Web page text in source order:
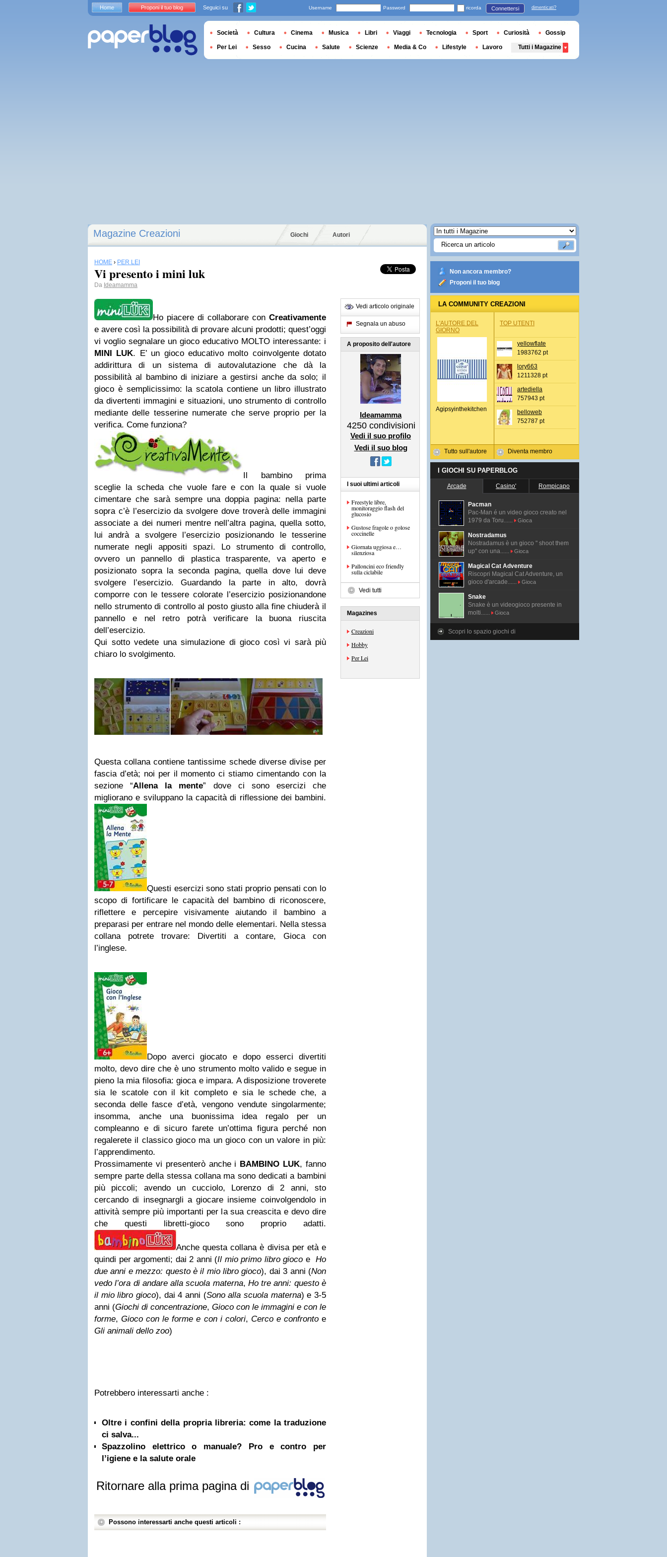
Magazine Creazioni Giochi Autori
HOME › PER LEI
Vi presento i mini luk
Da Ideamamma
Ho piacere di collaborare con Creativamente
e avere così la possibilità di provare alcuni prodotti; quest’oggi
vi voglio segnalare un gioco educativo MOLTO interessante: i
MINI LUK. E’ un gioco educativo molto coinvolgente dotato
addirittura di un sistema di autovalutazione che dà la
possibilità al bambino di iniziare a gestirsi anche da solo; il
gioco è semplicissimo: la scatola contiene un libro illustrato
da divertenti immagini e situazioni, uno strumento di controllo
mediante delle tesserine numerate che serve proprio per la
verifica. Come funziona?
Il bambino prima
sceglie la scheda che vuole fare e con la quale si vuole
cimentare che sarà sempre una doppia pagina: nella parte
sopra c’è l’esercizio da svolgere dove troverà delle immagini
associate a dei numeri mentre nell’altra pagina, quella sotto,
lui andrà a svolgere l’esercizio posizionando le tesserine
numerate negli appositi spazi. Lo strumento di controllo,
ovvero un pannello di plastica trasparente, va aperto e
posizionato sopra la seconda pagina, quella dove lui deve
svolgere l’esercizio. Guardando la parte in alto, dovrà
comporre con le tessere colorate l’esercizio posizionandone
nello strumento di controllo al posto giusto alla fine chiuderà il
pannello e nel retro potrà verificare la buona riuscita
dell’esercizio.
Qui sotto vedete una simulazione di gioco così vi sarà più
chiaro lo svolgimento.
Questa collana contiene tantissime schede diverse divise per
fascia d’età; noi per il momento ci stiamo cimentando con la
sezione “Allena la mente” dove ci sono esercizi che
migliorano e sviluppano la capacità di riflessione dei bambini.
Questi esercizi sono stati proprio pensati con lo
scopo di fortificare le capacità del bambino di riconoscere,
riflettere e percepire visivamente aiutando il bambino a
preparasi per entrare nel mondo delle elementari. Nella stessa
collana potrete trovare: Divertiti a contare, Gioca con
l’inglese.
Dopo averci giocato e dopo esserci divertiti
molto, devo dire che è uno strumento molto valido e segue in
pieno la mia filosofia: gioca e impara. A disposizione troverete
sia le scatole con il kit completo e sia le schede che, a
seconda delle fasce d’età, vengono vendute singolarmente;
insomma, anche una buonissima idea regalo per un
compleanno e di sicuro farete un’ottima figura perché non
regalerete il classico gioco ma un gioco con un valore in più:
l’apprendimento.
Prossimamente vi presenterò anche i BAMBINO LUK, fanno
sempre parte della stessa collana ma sono dedicati a bambini
più piccoli; avendo un cucciolo, Lorenzo di 2 anni, sto
cercando di insegnargli a giocare insieme coinvolgendolo in
attività sempre più importanti per la sua creascita e devo dire
che questi libretti-gioco sono proprio adatti.
Anche questa collana è divisa per età e
quindi per argomenti; dai 2 anni (Il mio primo libro gioco eHo
due anni e mezzo: questo è il mio libro gioco), dai 3 anni (Non
vedo l’ora di andare alla scuola materna, Ho tre anni: questo è
il mio libro gioco), dai 4 anni (Sono alla scuola materna) e 3-5
anni (Giochi di concentrazione, Gioco con le immagini e con le
forme,Gioco con le forme e con i colori, Cerco e confrontoe
Gli animali dello zoo)
Potrebbero interessarti anche :
Oltre i confini della propria libreria: come la traduzione
ci salva...
Spazzolino elettrico o manuale? Pro e contro per
l’igiene e la salute orale
Ritornare alla prima pagina di
Possono interessarti anche questi articoli :
Vedi articolo originale
Segnala un abuso
A proposito dell'autore
Ideamamma
4250 condivisioni
Vedi il suo profilo
Vedi il suo blog
I suoi ultimi articoli
Freestyle libre,
monitoraggio flash del
glucosio
Gustose fragole o golose
coccinelle
Giornata uggiosa e…
silenziosa
Palloncini eco friendly
sulla ciclabile
Vedi tutti
Magazines
Creazioni
Hobby
Per Lei
Non ancora membro?
Proponi il tuo blog
LA COMMUNITY CREAZIONI
L'AUTORE DEL
GIORNO
Agipsyinthekitchen
Tutto sull'autore
TOP UTENTI
yellowflate
1983762 pt
lory663
1211328 pt
artediella
757943 pt
belloweb
752787 pt
Diventa membro
I GIOCHI SU PAPERBLOG
Arcade Casino' Rompicapo
Pacman
Pac-Man é un video gioco creato nel
1979 da Toru......
Gioca
Nostradamus
Nostradamus è un gioco " shoot them
up" con una......
Gioca
Magical Cat Adventure
Riscopri Magical Cat Adventure, un
gioco d'arcade......
Gioca
Snake
Snake è un videogioco presente in
molti......
Gioca
Scopri lo spazio giochi di
Home Proponi il tuo blog Seguici su Username Password ricorda Connettersi dimenticati?
Società Cultura Cinema Musica Libri Viaggi Tecnologia Sport Curiosità Gossip
Per Lei Sesso Cucina Salute Scienze Media & Co Lifestyle Lavoro Tutti i Magazine